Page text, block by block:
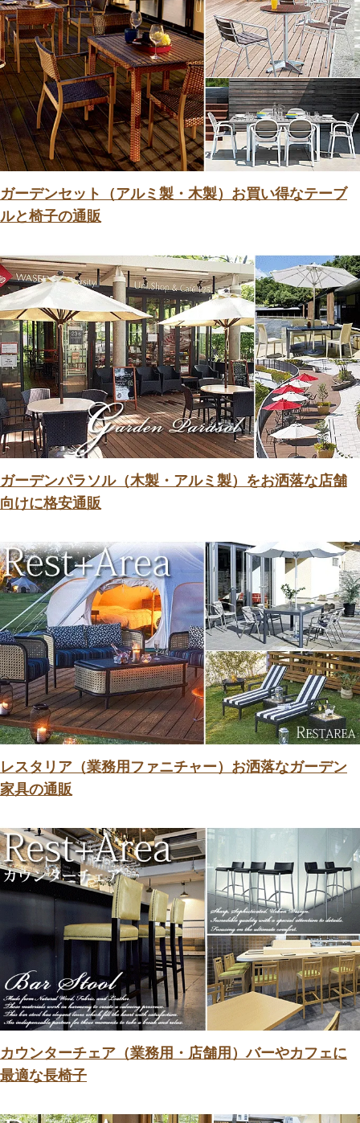
ガーデンセット（アルミ製・木製）お買い得なテーブ
ルと椅子の通販
ガーデンパラソル（木製・アルミ製）をお洒落な店舗
向けに格安通販
レスタリア（業務用ファニチャー）お洒落なガーデン
家具の通販
カウンターチェア（業務用・店舗用）バーやカフェに
最適な長椅子